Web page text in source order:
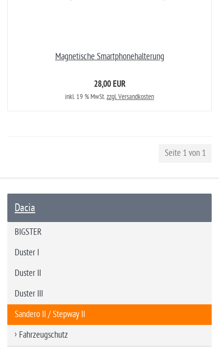
Magnetische Smartphonehalterung
28,00 EUR
inkl. 19 % MwSt.zzgl. Versandkosten
Seite 1 von 1
Dacia
BIGSTER
Duster I
Duster II
Duster III
Sandero II / Stepway II
Fahrzeugschutz